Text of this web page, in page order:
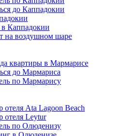
до Каппадокии
Каппадокии
на воздушном шаре
квартиры в Мармарисе
до Мармариса
по Мармарису
отеля Ata Lagoon Beach
отеля Leytur
по Олюденизу